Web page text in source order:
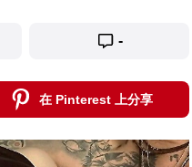
-
在 Pinterest 上分享